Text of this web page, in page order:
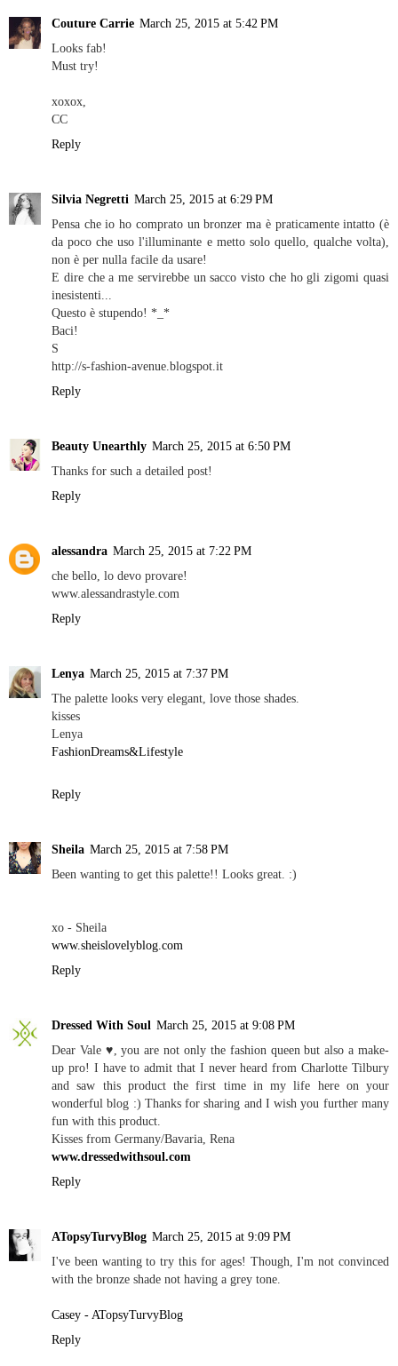
Couture Carrie March 25, 2015 at 5:42 PM
Looks fab!
Must try!
xoxox,
CC
Reply
Silvia Negretti March 25, 2015 at 6:29 PM
Pensa che io ho comprato un bronzer ma è praticamente intatto (è
da poco che uso l'illuminante e metto solo quello, qualche volta),
non è per nulla facile da usare!
E dire che a me servirebbe un sacco visto che ho gli zigomi quasi
inesistenti...
Questo è stupendo! *_*
Baci!
S
http://s-fashion-avenue.blogspot.it
Reply
Beauty Unearthly March 25, 2015 at 6:50 PM
Thanks for such a detailed post!
Reply
alessandra March 25, 2015 at 7:22 PM
che bello, lo devo provare!
www.alessandrastyle.com
Reply
Lenya March 25, 2015 at 7:37 PM
The palette looks very elegant, love those shades.
kisses
Lenya
FashionDreams&Lifestyle
Reply
Sheila March 25, 2015 at 7:58 PM
Been wanting to get this palette!! Looks great. :)
xo - Sheila
www.sheislovelyblog.com
Reply
Dressed With Soul March 25, 2015 at 9:08 PM
Dear Vale ♥, you are not only the fashion queen but also a make-
up pro! I have to admit that I never heard from Charlotte Tilbury
and saw this product the first time in my life here on your
wonderful blog :) Thanks for sharing and I wish you further many
fun with this product.
Kisses from Germany/Bavaria, Rena
www.dressedwithsoul.com
Reply
ATopsyTurvyBlog March 25, 2015 at 9:09 PM
I've been wanting to try this for ages! Though, I'm not convinced
with the bronze shade not having a grey tone.
Casey - ATopsyTurvyBlog
Reply